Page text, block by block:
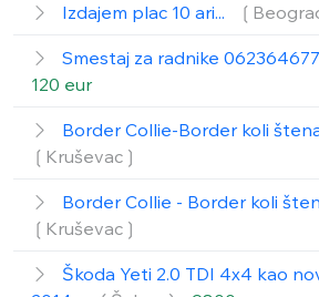
Izdajem plac 10 ari...
Smestaj za radnike 062364677
120 eur
Border Collie-Border koli
❲Kruševac❳
Border Collie - Border koli
❲Kruševac❳
Škoda Yeti 2.0 TDI 4x4 kao